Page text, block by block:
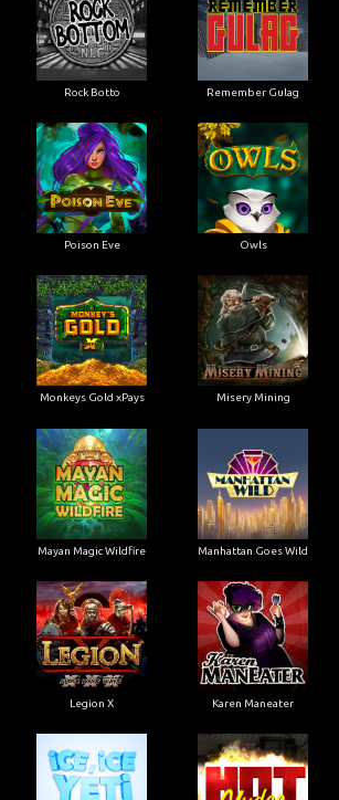
Rock Botto Remember Gulag
Poison Eve Owls
Monkeys Gold xPays Misery Mining
Mayan Magic Wildfire Manhattan Goes Wild
Legion X Karen Maneater